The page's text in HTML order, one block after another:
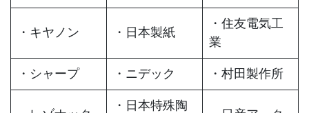
・キヤノン ・日本製紙
・住友電気工
業
・シャープ ・ニデック ・村田製作所
・日本特殊陶